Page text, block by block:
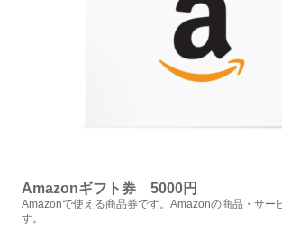
Amazonギフト券 5000円
Amazonで使える商品券です。Amazonの商品・サー
す。